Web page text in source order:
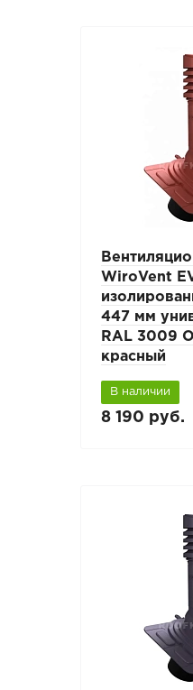
WiroVent
447 мм
RAL 3009
красный
В наличии
8 190 руб.